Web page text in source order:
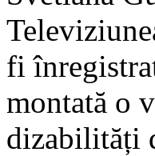
fi
montată o
dizabilități